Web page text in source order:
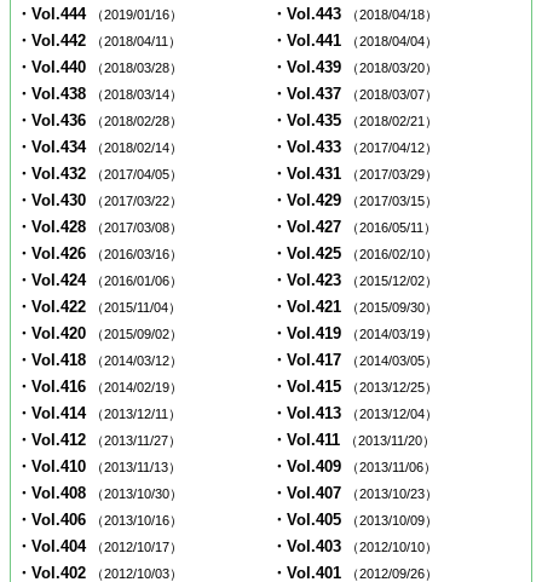
・Vol.444 （2019/01/16） ・Vol.443 （2018/04/18）
・Vol.442 （2018/04/11） ・Vol.441 （2018/04/04）
・Vol.440 （2018/03/28） ・Vol.439 （2018/03/20）
・Vol.438 （2018/03/14） ・Vol.437 （2018/03/07）
・Vol.436 （2018/02/28） ・Vol.435 （2018/02/21）
・Vol.434 （2018/02/14） ・Vol.433 （2017/04/12）
・Vol.432 （2017/04/05） ・Vol.431 （2017/03/29）
・Vol.430 （2017/03/22） ・Vol.429 （2017/03/15）
・Vol.428 （2017/03/08） ・Vol.427 （2016/05/11）
・Vol.426 （2016/03/16） ・Vol.425 （2016/02/10）
・Vol.424 （2016/01/06） ・Vol.423 （2015/12/02）
・Vol.422 （2015/11/04） ・Vol.421 （2015/09/30）
・Vol.420 （2015/09/02） ・Vol.419 （2014/03/19）
・Vol.418 （2014/03/12） ・Vol.417 （2014/03/05）
・Vol.416 （2014/02/19） ・Vol.415 （2013/12/25）
・Vol.414 （2013/12/11） ・Vol.413 （2013/12/04）
・Vol.412 （2013/11/27） ・Vol.411 （2013/11/20）
・Vol.410 （2013/11/13） ・Vol.409 （2013/11/06）
・Vol.408 （2013/10/30） ・Vol.407 （2013/10/23）
・Vol.406 （2013/10/16） ・Vol.405 （2013/10/09）
・Vol.404 （2012/10/17） ・Vol.403 （2012/10/10）
・Vol.402 （2012/10/03） ・Vol.401 （2012/09/26）